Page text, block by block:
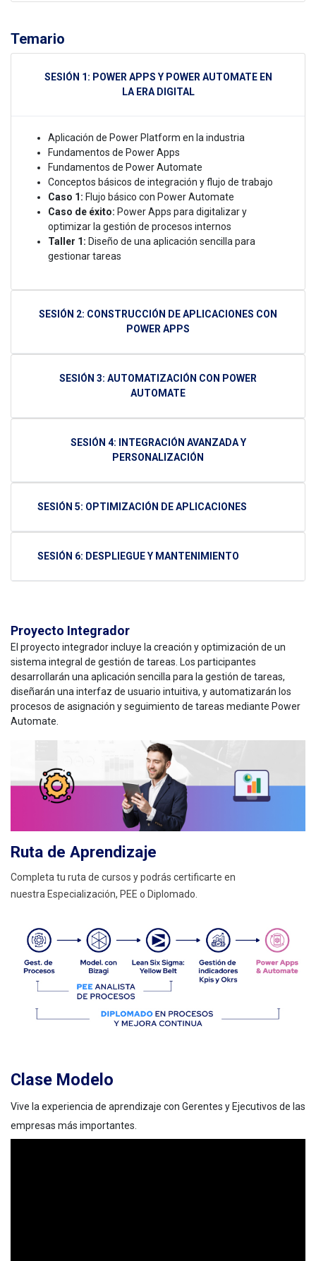
Temario
SESIÓN 1: POWER APPS Y POWER AUTOMATE EN
LA ERA DIGITAL
Aplicación de Power Platform en la industria
Fundamentos de Power Apps
Fundamentos de Power Automate
Conceptos básicos de integración y flujo de trabajo
Caso 1: Flujo básico con Power Automate
Caso de éxito: Power Apps para digitalizar y
optimizar la gestión de procesos internos
Taller 1: Diseño de una aplicación sencilla para
gestionar tareas
SESIÓN 2: CONSTRUCCIÓN DE APLICACIONES CON
POWER APPS
SESIÓN 3: AUTOMATIZACIÓN CON POWER
AUTOMATE
SESIÓN 4: INTEGRACIÓN AVANZADA Y
PERSONALIZACIÓN
SESIÓN 5: OPTIMIZACIÓN DE APLICACIONES
SESIÓN 6: DESPLIEGUE Y MANTENIMIENTO
Proyecto Integrador
El proyecto integrador incluye la creación y optimización de un
sistema integral de gestión de tareas. Los participantes
desarrollarán una aplicación sencilla para la gestión de tareas,
diseñarán una interfaz de usuario intuitiva, y automatizarán los
procesos de asignación y seguimiento de tareas mediante Power
Automate.
Ruta de Aprendizaje
Completa tu ruta de cursos y podrás certificarte en
nuestra Especialización, PEE o Diplomado.
Clase Modelo
Vive la experiencia de aprendizaje con Gerentes y Ejecutivos de las
empresas más importantes.